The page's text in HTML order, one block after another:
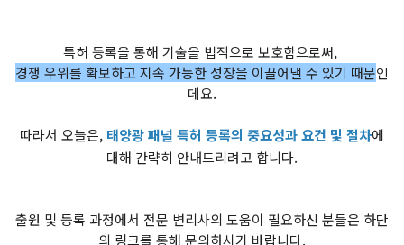
특허 등록을 통해 기술을 법적으로 보호함으로써,
경쟁 우위를 확보하고 지속 가능한 성장을 이끌어낼 수 있기 때문인
데요.
따라서 오늘은, 태양광 패널 특허 등록의 중요성과 요건 및 절차에
대해 간략히 안내드리려고 합니다.
출원 및 등록 과정에서 전문 변리사의 도움이 필요하신 분들은 하단
의 링크를 통해 문의하시기 바랍니다.